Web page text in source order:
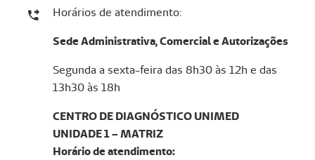
Horários de atendimento:
Sede Administrativa, Comercial e Autorizações
Segunda a sexta-feira das 8h30 às 12h e das
13h30 às 18h
CENTRO DE DIAGNÓSTICO UNIMED
UNIDADE 1 – MATRIZ
Horário de atendimento: